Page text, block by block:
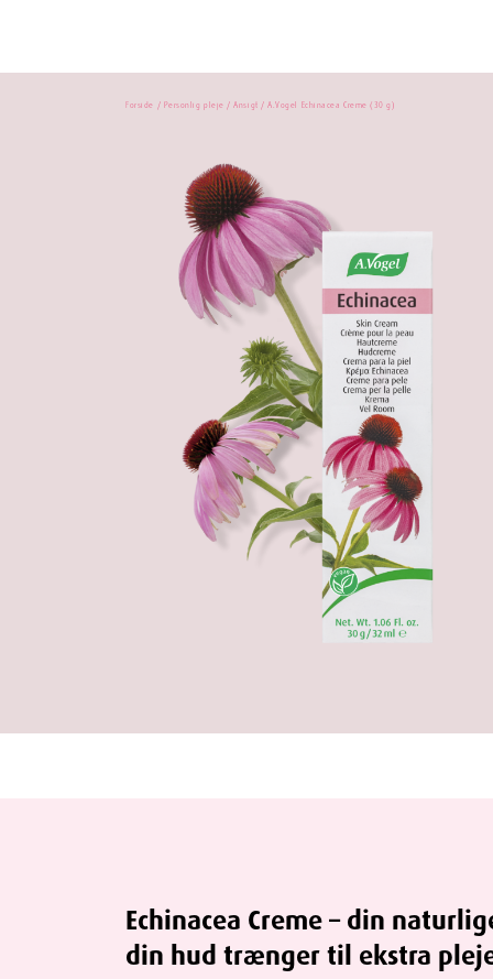
Forside / Personlig pleje /Ansigt / A.Vogel Echinacea Creme (30 g)
Echinacea Creme – din
din hud trænger til ekstra